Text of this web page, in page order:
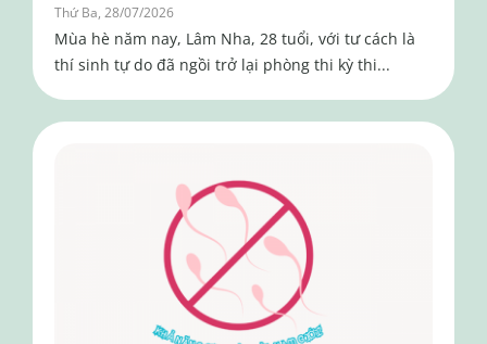
Thứ Ba, 28/07/2026
Mùa hè năm nay, Lâm Nha, 28 tuổi, với tư cách là
thí sinh tự do đã ngồi trở lại phòng thi kỳ thi...